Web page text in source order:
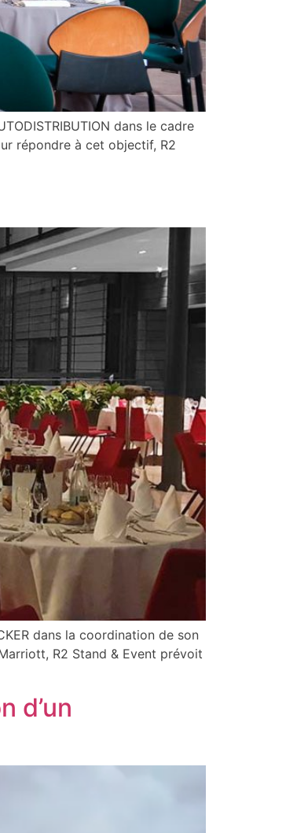
dans le cadre
répondre à cet objectif, R2
dans la coordination de son
R2 Stand & Event prévoit
d’un